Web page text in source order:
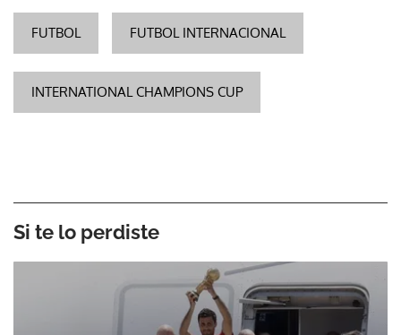
FUTBOL FUTBOL INTERNACIONAL
INTERNATIONAL CHAMPIONS CUP
Si te lo perdiste